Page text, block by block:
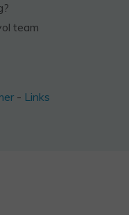
team
- Links